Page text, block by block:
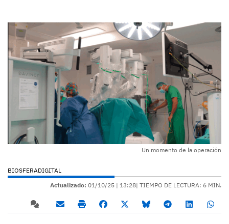
Un momento de la operación
BIOSFERADIGITAL
Actualizado: 01/10/25 | 13:28| TIEMPO DE LECTURA: 6 MIN.